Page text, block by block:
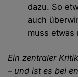
dazu. So
auch
muss etwas
Ein zentraler
– und ist es bei